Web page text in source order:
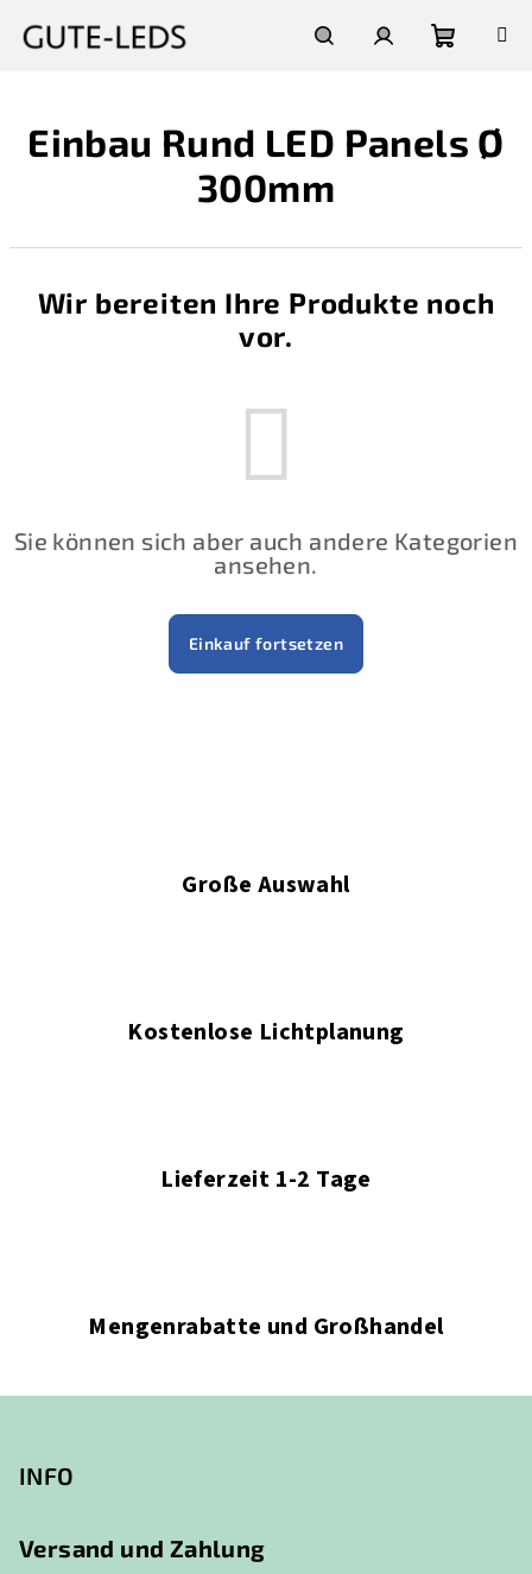
Inhalt
Einbau Rund LED Panels Ø
300mm
Wir bereiten Ihre Produkte noch
vor.
Sie können sich aber auch andere Kategorien
ansehen.
Einkauf fortsetzen
Große Auswahl
Kostenlose Lichtplanung
Lieferzeit 1-2 Tage
Mengenrabatte und Großhandel
INFO
Versand und Zahlung